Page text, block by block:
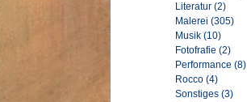
Literatur (2)
Malerei (305)
Musik (10)
Fotofrafie (2)
Performance (8)
Rocco (4)
Sonstiges (3)